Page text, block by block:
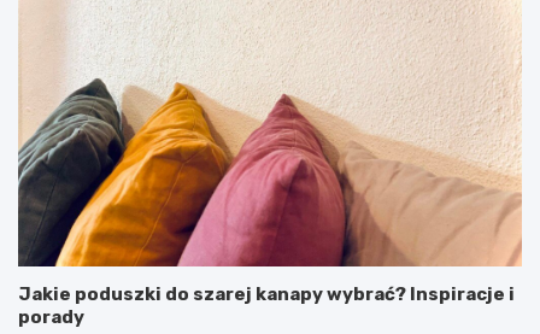
Jakie poduszki do szarej kanapy wybrać? Inspiracje i
porady